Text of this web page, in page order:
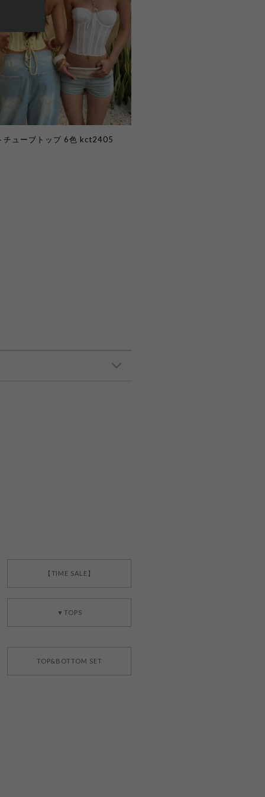
チューブトップ 6色 kct2405
【TIME SALE】
▼TOPS
TOP&BOTTOM SET